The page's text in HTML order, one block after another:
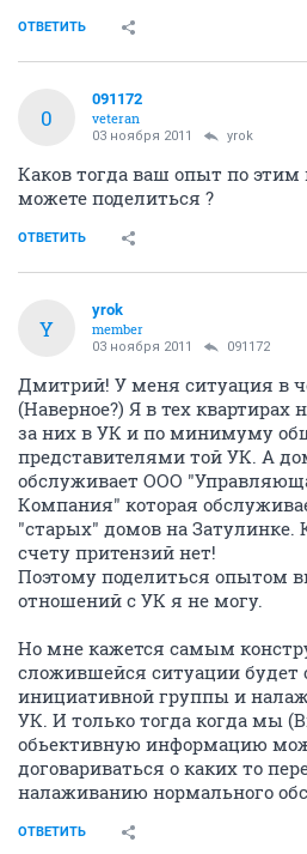
ОТВЕТИТЬ
0
091172
veteran
03 ноября 2011 yrok
Каков тогда ваш опыт по этим
можете поделиться ?
ОТВЕТИТЬ
Y
yrok
member
03 ноября 2011 091172
Дмитрий! У меня ситуация в
(Наверное?) Я в тех квартирах
за них в УК и по минимуму
представителями той УК. А
обслуживает ООО
Компания" которая
"старых" домов на
счету притензий нет!
Поэтому поделиться опытом
отношений с УК я не могу.
Но мне кажется самым
сложившейся ситуации будет
инициативной группы и
УК. И только тогда когда мы
обьективную информацию
договариваться о каких то
налаживанию нормального
ОТВЕТИТЬ